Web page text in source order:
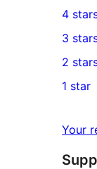
5-
star
4-
star
reviews
4
0
3-
star
3
2-
2
star
1 star
Your